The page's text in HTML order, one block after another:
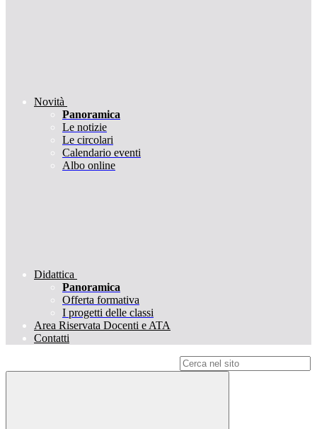
Novità
Panoramica
Le notizie
Le circolari
Calendario eventi
Albo online
Didattica
Panoramica
Offerta formativa
I progetti delle classi
Area Riservata Docenti e ATA
Contatti